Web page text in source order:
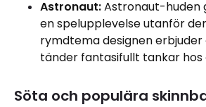
Astronaut:Astronaut-huden
en spelupplevelse utanför
rymdtema designen
tänder fantasifullt tankar hos
Söta och populära